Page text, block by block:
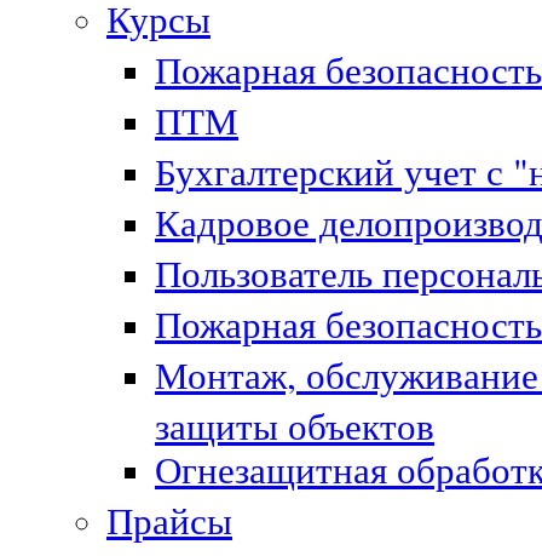
Курсы
Пожарная безопасность
ПТМ
Бухгалтерский учет с
Кадровое
Пользователь
Пожарная
Монтаж,
защиты объектов
Огнезащитная
Прайсы